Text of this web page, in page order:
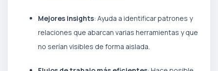
Mejores insights: Ayuda a identificar patrones y
relaciones que abarcan varias herramientas y que
no serían visibles de forma aislada.